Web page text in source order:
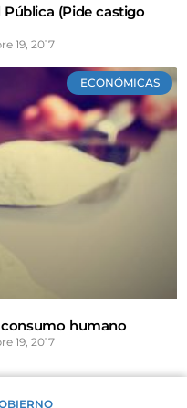
(Pide castigo
19, 2017
ECONÓMICAS
consumo humano
19, 2017